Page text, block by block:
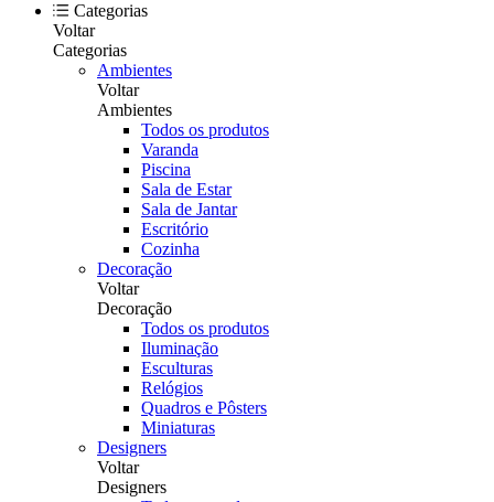
Categorias
Voltar
Categorias
Ambientes
Voltar
Ambientes
Todos os produtos
Varanda
Piscina
Sala de Estar
Sala de Jantar
Escritório
Cozinha
Decoração
Voltar
Decoração
Todos os produtos
Iluminação
Esculturas
Relógios
Quadros e Pôsters
Miniaturas
Designers
Voltar
Designers